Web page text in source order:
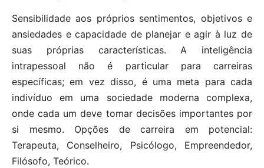
Sensibilidade aos próprios sentimentos, objetivos e
ansiedades e capacidade de planejar e agir à luz de
suas próprias características. A inteligência
intrapessoal não é particular para carreiras
específicas; em vez disso, é uma meta para cada
indivíduo em uma sociedade moderna complexa,
onde cada um deve tomar decisões importantes por
si mesmo. Opções de carreira em potencial:
Terapeuta, Conselheiro, Psicólogo, Empreendedor,
Filósofo, Teórico.